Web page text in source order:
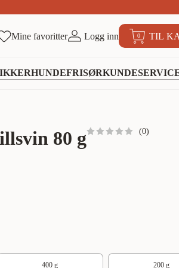
Mine favoritter Logg inn 0 TIL
HUNDEFRISØR
80 g (0)
400 g 200 g